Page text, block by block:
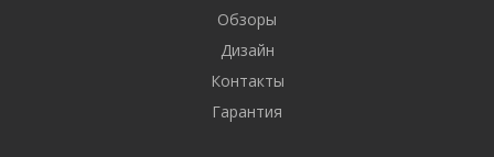
Обзоры
Дизайн
Контакты
Гарантия